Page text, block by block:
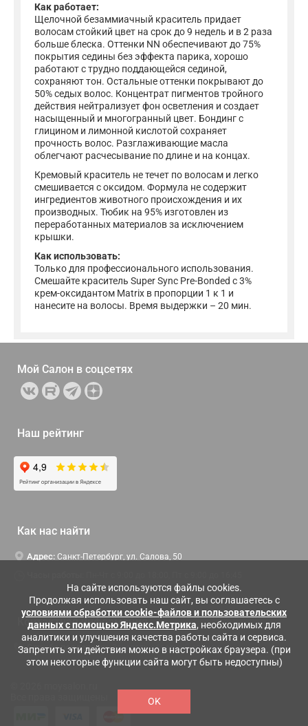
На сайте используются файлы cookies.
Продолжая использовать наш сайт, вы соглашаетесь с
условиями обработки cookie-файлов и пользовательских
данных с помощью Яндекс.Метрика, необходимых для
аналитики и улучшения качества работы сайта и сервиса.
Запретить эти действия можно в настройках браузера. (при
этом некоторые функции сайта могут быть недоступны)
OK
Как работает:
Щелочной безаммиачный краситель придает
волосам стойкий цвет на срок до 9 недель и в 2 раза
больше блеска. Оттенки NN обеспечивают до 75%
покрытия седины без эффекта парика, хорошо
работают с трудно поддающейся сединой,
сохраняют тон. Остальные оттенки покрывают до
50% седых волос. Концентрат пигментов тройного
действия нейтрализует фон осветления и создает
насыщенный и многогранный цвет. Бондинг с
глицином и лимонной кислотой сохраняет
прочность волос. Разглаживающие масла
облегчают расчесывание по длине и на концах.
Кремовый краситель не течет по волосам и легко
смешивается с оксидом. Формула не содержит
ингредиентов животного происхождения и их
производных. Тюбик на 95% изготовлен из
переработанных материалов за исключением
крышки.
Как использовать:
Только для профессионального использования.
Смешайте краситель Super Sync Pre-Bonded с 3%
крем-оксидантом Matrix в пропорции 1 к 1 и
нанесите на волосы. Время выдержки – 20 мин.
Мой Салон в соцсетях
Наш рейтинг
Как нас найти
Адрес: Санкт-Петербург, ул. Салова, 50
Контактная информация
Служба поддержки: Заказать обратный звонок